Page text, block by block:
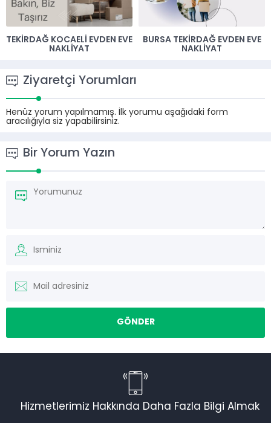
TEKIRDAĞ KOCAELI EVDEN EVE
NAKLIYAT
BURSA TEKIRDAĞ EVDEN EVE
NAKLIYAT
Ziyaretçi Yorumları
Henüz yorum yapılmamış. İlk yorumu aşağıdaki form
aracılığıyla siz yapabilirsiniz.
Bir Yorum Yazın
Hizmetlerimiz Hakkında Daha Fazla Bilgi Almak